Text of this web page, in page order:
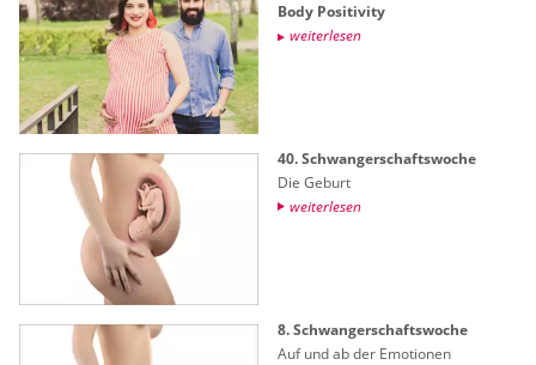
Body Po­si­ti­vi­ty
wei­ter­le­sen
40. Schwan­ger­schafts­wo­che
Die Ge­burt
wei­ter­le­sen
8. Schwan­ger­schafts­wo­che
Auf und ab der Emo­tio­nen